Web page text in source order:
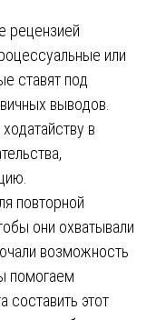
рецензией
или
ставят под
выводов.
в
повторной
они охватывали
возможность
помогаем
составить этот